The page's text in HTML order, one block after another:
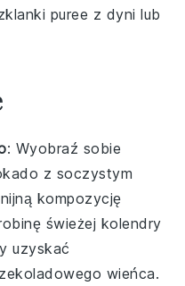
puree z dyni lub
: Wyobraź sobie
z soczystym
kompozycję
świeżej kolendry
uzyskać
wieńca.